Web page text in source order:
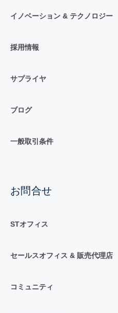
イノベーション & テクノロジー
採用情報
サプライヤ
ブログ
一般取引条件
お問合せ
STオフィス
セールスオフィス & 販売代理店
コミュニティ